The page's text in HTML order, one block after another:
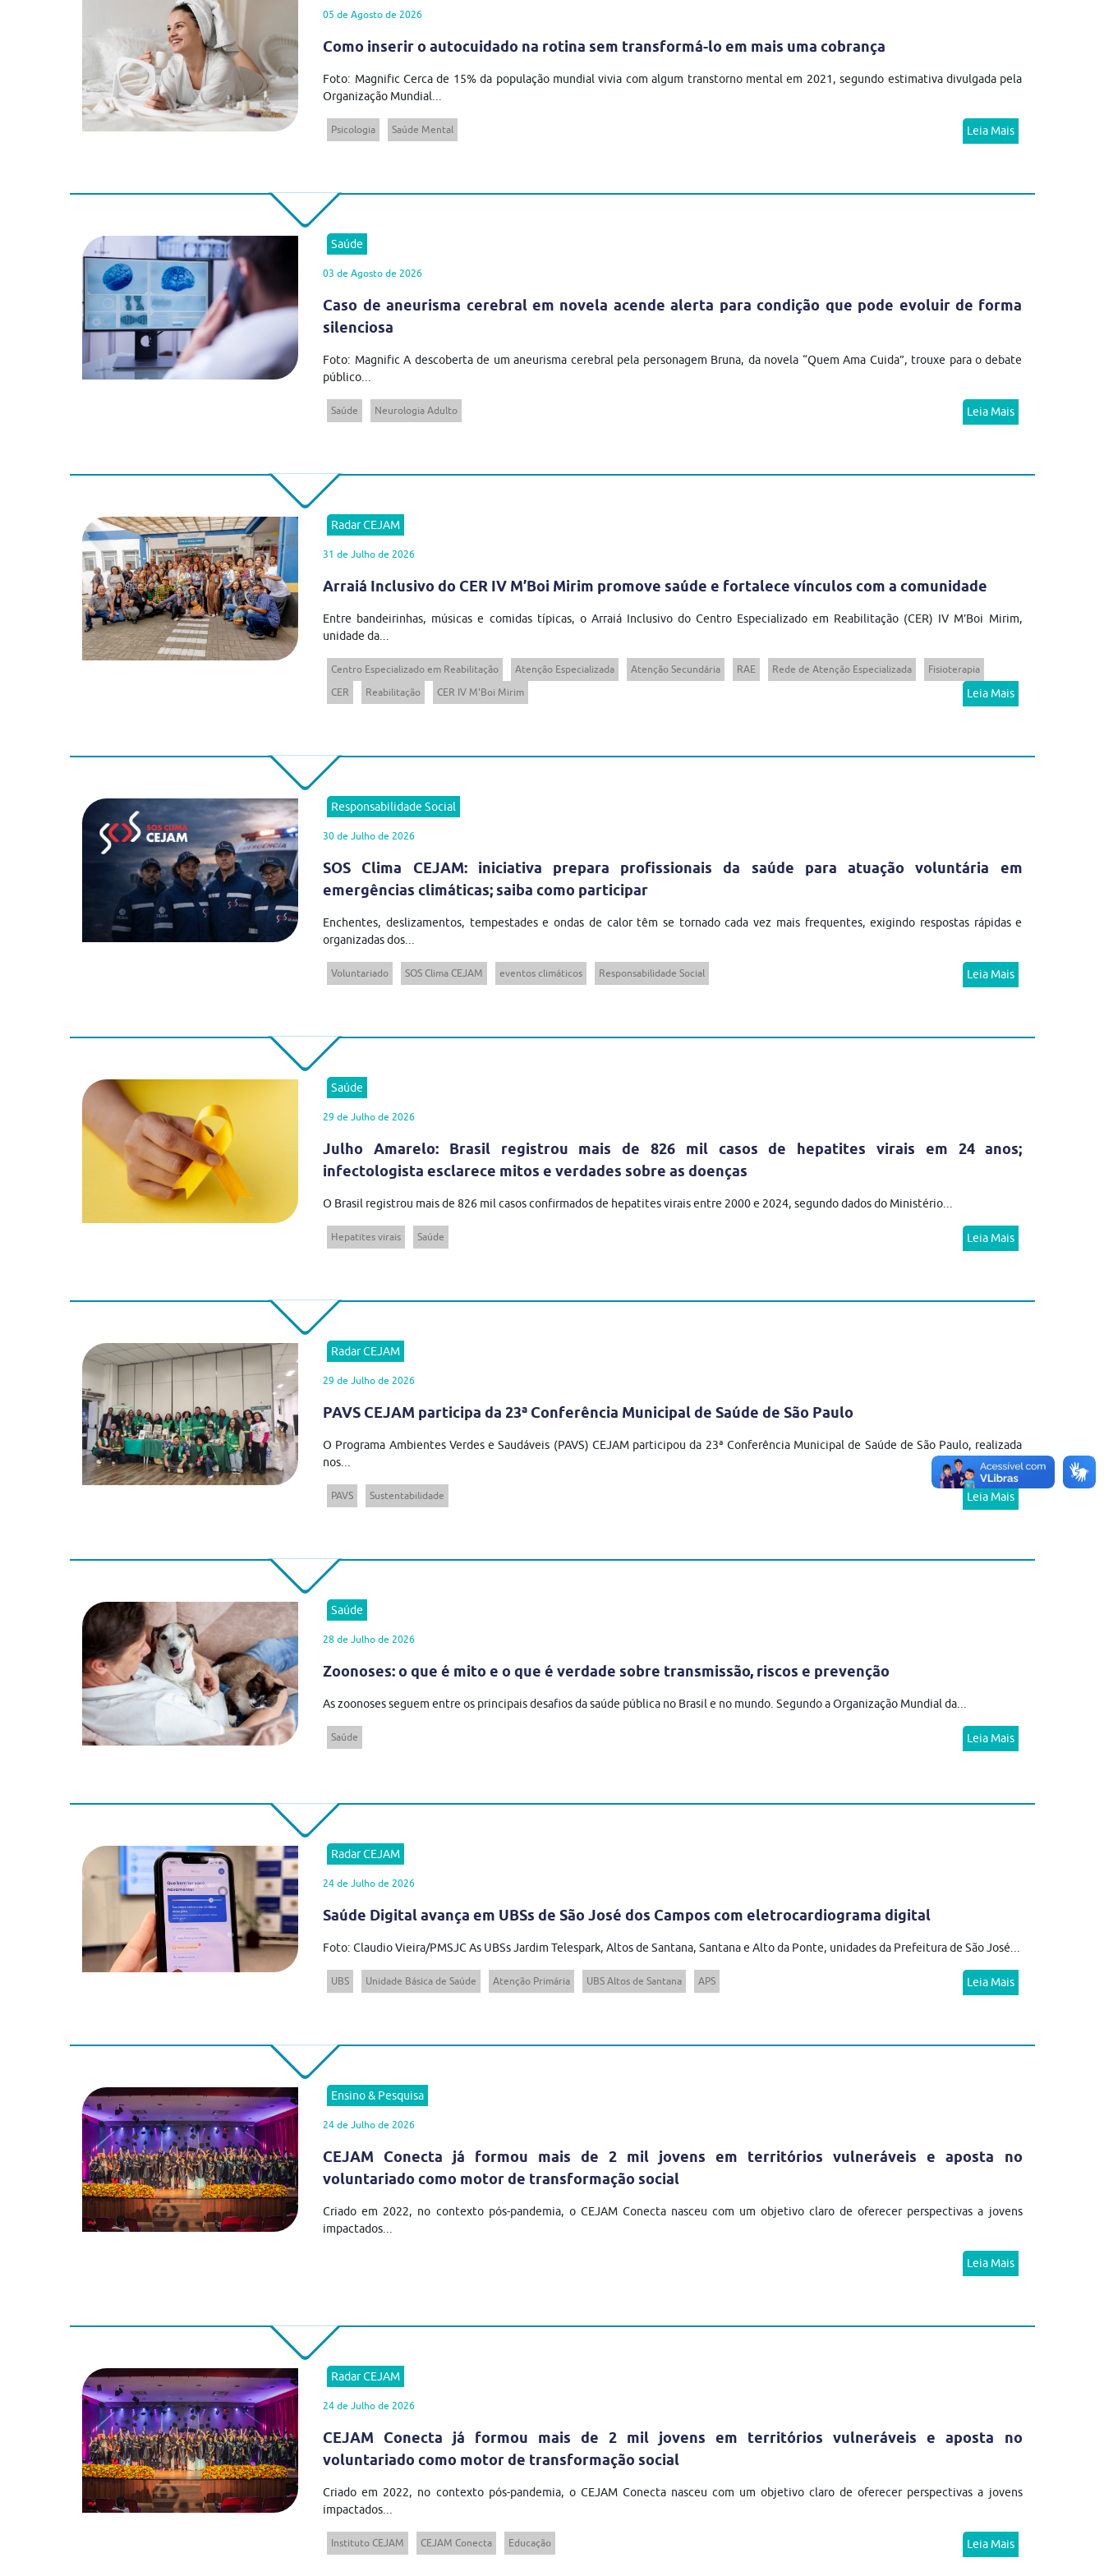
05 de Agosto de 2026
Como inserir o autocuidado na rotina sem transformá-lo em mais uma cobrança
Foto: Magnific Cerca de 15% da população mundial vivia com algum transtorno mental em 2021, segundo estimativa divulgada pela
Organização Mundial...
Psicologia Saúde Mental Leia Mais
Saúde
03 de Agosto de 2026
Caso de aneurisma cerebral em novela acende alerta para condição que pode evoluir de forma
silenciosa
Foto: Magnific A descoberta de um aneurisma cerebral pela personagem Bruna, da novela “Quem Ama Cuida”, trouxe para o debate
público...
Saúde Neurologia Adulto Leia Mais
Radar CEJAM
31 de Julho de 2026
Arraiá Inclusivo do CER IV M’Boi Mirim promove saúde e fortalece vínculos com a comunidade
Entre bandeirinhas, músicas e comidas típicas, o Arraiá Inclusivo do Centro Especializado em Reabilitação (CER) IV M’Boi Mirim,
unidade da...
Centro Especializado em Reabilitação Atenção Especializada Atenção Secundária RAE Rede de Atenção Especializada
Fisioterapia
CER
Reabilitação CER IV M'Boi Mirim Leia Mais
Responsabilidade Social
30 de Julho de 2026
SOS Clima CEJAM: iniciativa prepara profissionais da saúde para atuação voluntária em
emergências climáticas; saiba como participar
Enchentes, deslizamentos, tempestades e ondas de calor têm se tornado cada vez mais frequentes, exigindo respostas rápidas e
organizadas dos...
Voluntariado SOS Clima CEJAM eventos climáticos Responsabilidade Social Leia Mais
Saúde
29 de Julho de 2026
Julho Amarelo: Brasil registrou mais de 826 mil casos de hepatites virais em 24 anos;
infectologista esclarece mitos e verdades sobre as doenças
O Brasil registrou mais de 826 mil casos confirmados de hepatites virais entre 2000 e 2024, segundo dados do Ministério...
Hepatites virais Saúde Leia Mais
Radar CEJAM
29 de Julho de 2026
PAVS CEJAM participa da 23ª Conferência Municipal de Saúde de São Paulo
O Programa Ambientes Verdes e Saudáveis (PAVS) CEJAM participou da 23ª Conferência Municipal de Saúde de São Paulo, realizada
nos...
PAVS Sustentabilidade Leia Mais
Saúde
28 de Julho de 2026
Zoonoses: o que é mito e o que é verdade sobre transmissão, riscos e prevenção
As zoonoses seguem entre os principais desafios da saúde pública no Brasil e no mundo. Segundo a Organização Mundial da...
Saúde Leia Mais
Radar CEJAM
24 de Julho de 2026
Saúde Digital avança em UBSs de São José dos Campos com eletrocardiograma digital
Foto: Claudio Vieira/PMSJC As UBSs Jardim Telespark, Altos de Santana, Santana e Alto da Ponte, unidades da Prefeitura de São José...
UBS Unidade Básica de Saúde Atenção Primária UBS Altos de Santana APS Leia Mais
Ensino & Pesquisa
24 de Julho de 2026
CEJAM Conecta já formou mais de 2 mil jovens em territórios vulneráveis e aposta no
voluntariado como motor de transformação social
Criado em 2022, no contexto pós-pandemia, o CEJAM Conecta nasceu com um objetivo claro de oferecer perspectivas a jovens
impactados...
Leia Mais
Radar CEJAM
24 de Julho de 2026
CEJAM Conecta já formou mais de 2 mil jovens em territórios vulneráveis e aposta no
voluntariado como motor de transformação social
Criado em 2022, no contexto pós-pandemia, o CEJAM Conecta nasceu com um objetivo claro de oferecer perspectivas a jovens
impactados...
Instituto CEJAM CEJAM Conecta Educação Leia Mais